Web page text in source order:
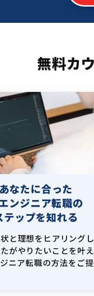
無料カ
あなたに合った
ンジニア転職の
テップを知れる
と理想をヒアリング
がやりたいことを叶
ニア転職の方法をご